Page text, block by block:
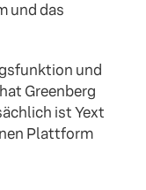
und das
und
Greenberg
ist Yext
Plattform